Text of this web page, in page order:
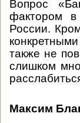
Вопрос
фактором в
России.
также не
слишком
Максим